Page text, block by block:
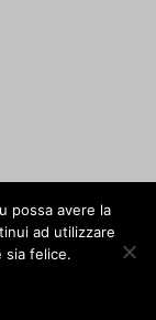
possa avere la
ad utilizzare
sia felice.